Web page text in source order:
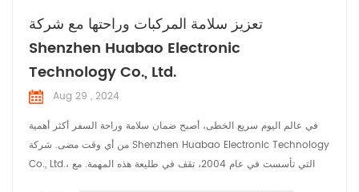
تعزيز سلامة المركبات وراحتها مع شركة
Shenzhen Huabao Electronic
Technology Co., Ltd.
Aug 29 , 2024
في عالم اليوم سريع الخطى، أصبح ضمان سلامة وراحة السفر أكثر أهمية
من أي وقت مضى. شركة Shenzhen Huabao Electronic Technology
Co., Ltd.، التي تأسست في عام 2004، تقف في طليعة هذه المهمة. مع